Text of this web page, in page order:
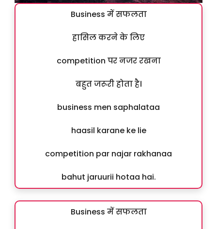
Business में सफलता
हासिल करने के लिए
competition पर नजर रखना
बहुत जरूरी होता है।
business men saphalataa
haasil karane ke lie
competition par najar rakhanaa
bahut jaruurii hotaa hai.
Business में सफलता